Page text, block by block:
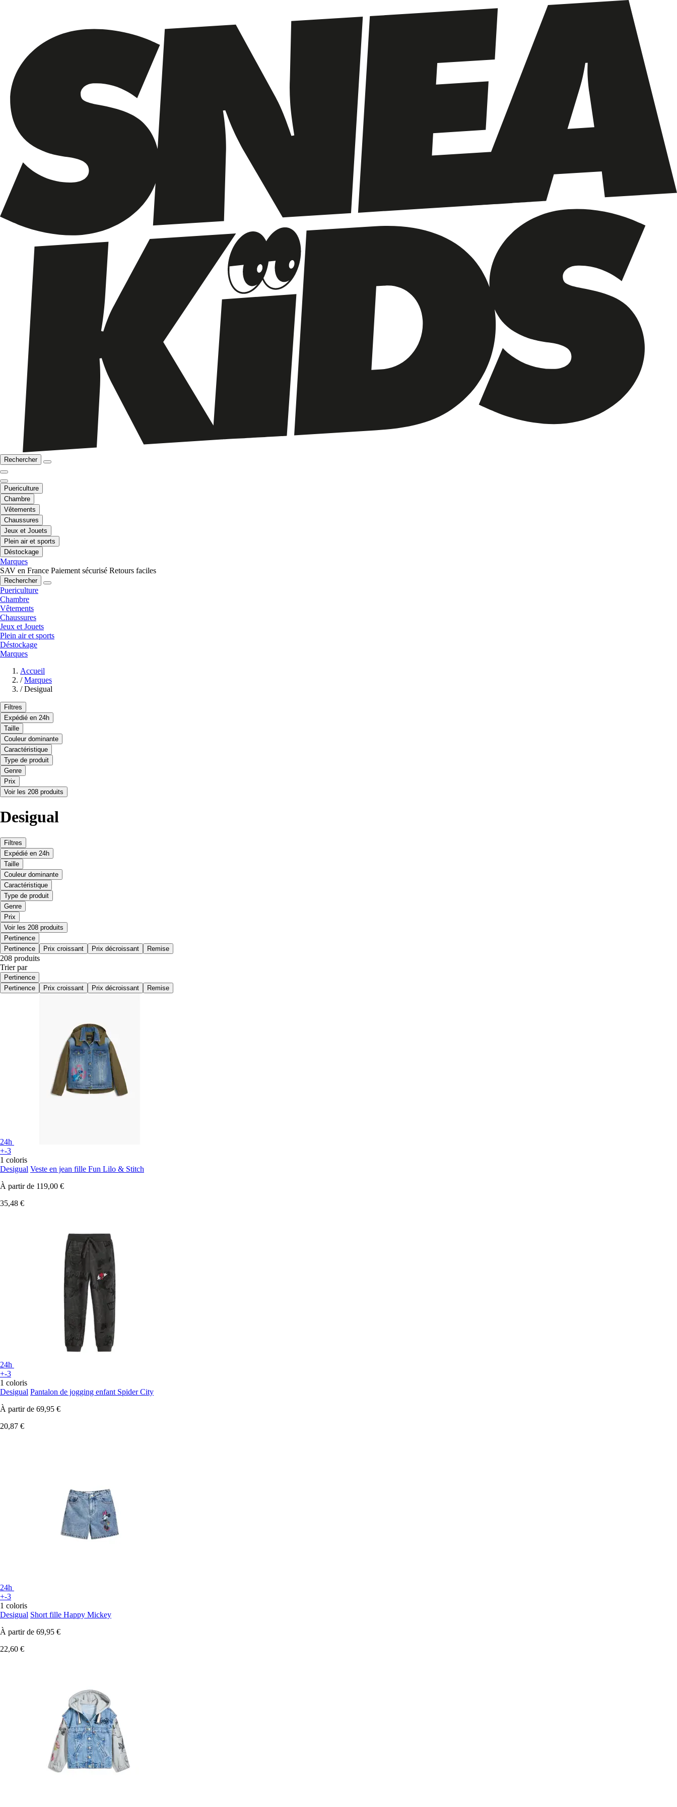
Rechercher
Puericulture
Chambre
Vêtements
Chaussures
Jeux et Jouets
Plein air et sports
Déstockage
Marques
SAV en France Paiement sécurisé Retours faciles
Rechercher
Puericulture
Chambre
Vêtements
Chaussures
Jeux et Jouets
Plein air et sports
Déstockage
Marques
Accueil
/ Marques
/ Desigual
Filtres
Expédié en 24h
Taille
Couleur dominante
Caractéristique
Type de produit
Genre
Prix
Voir les 208 produits
Desigual
Filtres
Expédié en 24h
Taille
Couleur dominante
Caractéristique
Type de produit
Genre
Prix
Voir les 208 produits
Pertinence
Pertinence
Prix croissant Prix décroissant Remise
208 produits
Trier par
Pertinence
Pertinence
Prix croissant Prix décroissant Remise
24h
+-3
1 coloris
Desigual Veste en jean fille Fun Lilo & Stitch
À partir de 119,00 €
35,48 €
24h
+-3
1 coloris
Desigual Pantalon de jogging enfant Spider City
À partir de 69,95 €
20,87 €
24h
+-3
1 coloris
Desigual Short fille Happy Mickey
À partir de 69,95 €
22,60 €